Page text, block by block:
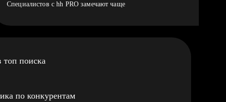
Специалистов с hh PRO замечают чаще
топ поиска
по конкурентам